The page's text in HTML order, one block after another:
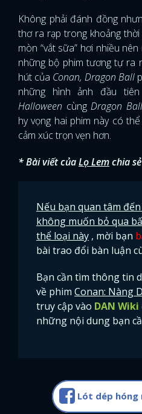
Không phải đánh đồng
thơ ra rạp trong khoảng
mòn “vắt sữa” hơi nhiều
những bộ phim tương tự ra
hút của Conan, Dragon Ball
những hình ảnh đầu
Halloween cùngDragon
hy vọng hai phim này có
cảm xúc trọn vẹn hơn.
* Bài viết củaLọ Lemchia
Nếu bạn quan tâm
không muốn bỏ qua
thể loại này , mời bạn
bài trao đổi bàn luận
Bạn cần tìm thông tin
về phim Conan: Nàng
truy cập vào DAN Wiki
những nội dung bạn
Lót dép hóng